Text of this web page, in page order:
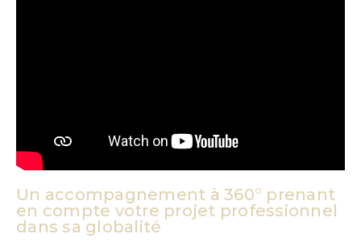
Un accompagnement à 360° prenant
en compte votre projet professionnel
dans sa globalité